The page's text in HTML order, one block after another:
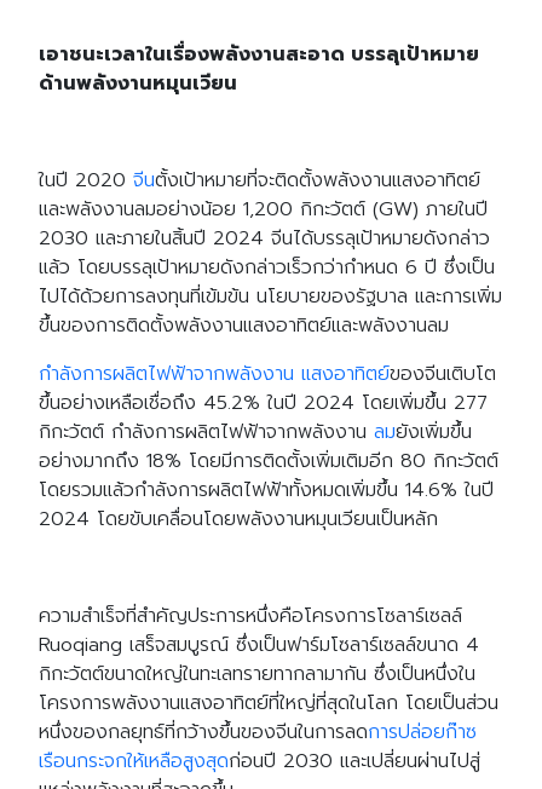
เอาชนะเวลาในเรื่องพลังงานสะอาด บรรลุเป้าหมาย
ด้านพลังงานหมุนเวียน
ในปี 2020 จีนตั้งเป้าหมายที่จะติดตั้งพลังงานแสงอาทิตย์
และพลังงานลมอย่างน้อย 1,200 กิกะวัตต์ (GW) ภายในปี
2030 และภายในสิ้นปี 2024 จีนได้บรรลุเป้าหมายดังกล่าว
แล้ว โดยบรรลุเป้าหมายดังกล่าวเร็วกว่ากำหนด 6 ปี ซึ่งเป็น
ไปได้ด้วยการลงทุนที่เข้มข้น นโยบายของรัฐบาล และการเพิ่ม
ขึ้นของการติดตั้งพลังงานแสงอาทิตย์และพลังงานลม
กำลังการผลิตไฟฟ้าจากพลังงาน แสงอาทิตย์ของจีนเติบโต
ขึ้นอย่างเหลือเชื่อถึง 45.2% ในปี 2024 โดยเพิ่มขึ้น 277
กิกะวัตต์ กำลังการผลิตไฟฟ้าจากพลังงาน ลมยังเพิ่มขึ้น
อย่างมากถึง 18% โดยมีการติดตั้งเพิ่มเติมอีก 80 กิกะวัตต์
โดยรวมแล้วกำลังการผลิตไฟฟ้าทั้งหมดเพิ่มขึ้น 14.6% ในปี
2024 โดยขับเคลื่อนโดยพลังงานหมุนเวียนเป็นหลัก
ความสำเร็จที่สำคัญประการหนึ่งคือโครงการโซลาร์เซลล์
Ruoqiang เสร็จสมบูรณ์ ซึ่งเป็นฟาร์มโซลาร์เซลล์ขนาด 4
กิกะวัตต์ขนาดใหญ่ในทะเลทรายทากลามากัน ซึ่งเป็นหนึ่งใน
โครงการพลังงานแสงอาทิตย์ที่ใหญ่ที่สุดในโลก โดยเป็นส่วน
หนึ่งของกลยุทธ์ที่กว้างขึ้นของจีนในการลดการปล่อยก๊าซ
เรือนกระจกให้เหลือสูงสุดก่อนปี 2030 และเปลี่ยนผ่านไปสู่